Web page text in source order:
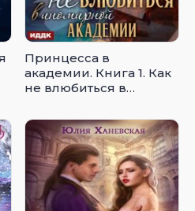
Принцесса в
академии. Книга 1. Как
не влюбиться в